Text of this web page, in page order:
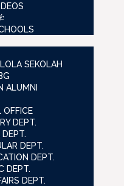
SEKOLAH
ALUMNI
OFFICE
DEPT.
DEPT.
DEPT.
DEPT.
DEPT.